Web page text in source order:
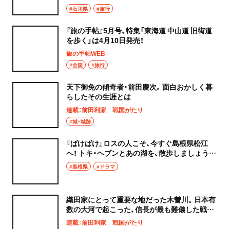
#石川県 #旅行
『旅の手帖』5月号、特集「東海道 中山道 旧街道
を歩く」は4月10日発売！
旅の手帖WEB
#全国 #旅行
天下御免の傾奇者・前田慶次。面白おかしく暮
らしたその生涯とは
連載：前田利家 戦国がたり
#城・城跡
『ばけばけ』ロスの人こそ、今すぐ島根県松江
へ！ トキ・ヘブンとあの湖を、散歩しましょうか
【朝ドラ妄想散歩】
#島根県 #ドラマ
織田家にとって重要な地だった木曽川。日本有
数の大河で起こった、信長が最も難儀した戦と
は？
連載：前田利家 戦国がたり